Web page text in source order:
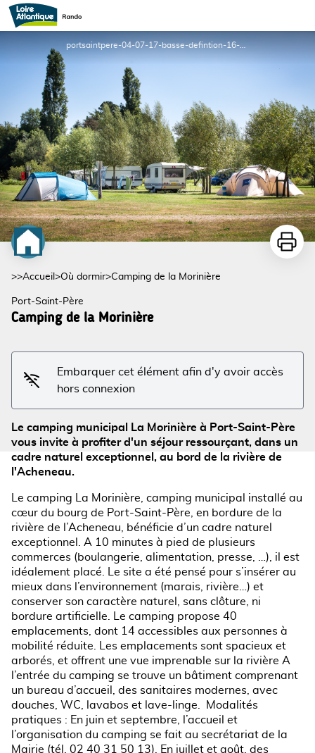
Camping de la Morinière
Voir l'image en plein écran
>>Accueil >Où dormir>Camping de la Morinière
Port-Saint-Père
Camping de la Morinière
Embarquer cet élément afin d'y avoir accès
hors connexion
Le camping municipal La Morinière à Port-Saint-Père
vous invite à profiter d'un séjour ressourçant, dans un
cadre naturel exceptionnel, au bord de la rivière de
l'Acheneau.
Le camping La Morinière, camping municipal installé au
cœur du bourg de Port-Saint-Père, en bordure de la
rivière de l’Acheneau, bénéficie d’un cadre naturel
exceptionnel. A 10 minutes à pied de plusieurs
commerces (boulangerie, alimentation, presse, …), il est
idéalement placé. Le site a été pensé pour s’insérer au
mieux dans l’environnement (marais, rivière…) et
conserver son caractère naturel, sans clôture, ni
bordure artificielle. Le camping propose 40
emplacements, dont 14 accessibles aux personnes à
mobilité réduite. Les emplacements sont spacieux et
arborés, et offrent une vue imprenable sur la rivière A
l’entrée du camping se trouve un bâtiment comprenant
un bureau d’accueil, des sanitaires modernes, avec
douches, WC, lavabos et lave-linge. Modalités
pratiques : En juin et septembre, l’accueil et
l’organisation du camping se fait au secrétariat de la
Mairie (tél. 02 40 31 50 13). En juillet et août, des